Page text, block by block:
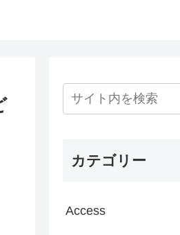
カテゴリー
Access